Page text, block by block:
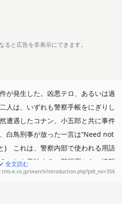
ると広告を非表示にできます。
が発生した。凶悪テロ、あるいは過
人は、いずれも警察手帳をにぎりし
遭遇したコナン。小五郎と共に事件
白鳥刑事が放った一言は“Need not
) これは、警察内部で使われる用語
ことを意味する。警視庁からの情報
が狙われる！ショックのあまり、記
全文読む
e.co.jp/search/introduction.php?pdt_no=356